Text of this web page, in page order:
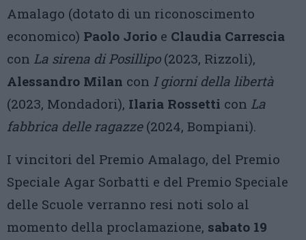
Amalago (dotato di un riconoscimento
economico) Paolo Jorio e Claudia Carrescia
con La sirena di Posillipo(2023, Rizzoli),
Alessandro Milan con I giorni della libertà
(2023, Mondadori), Ilaria Rossetti con La
fabbrica delle ragazze(2024, Bompiani).
I vincitori del Premio Amalago, del Premio
Speciale Agar Sorbatti e del Premio Speciale
delle Scuole verranno resi noti solo al
momento della proclamazione, sabato 19